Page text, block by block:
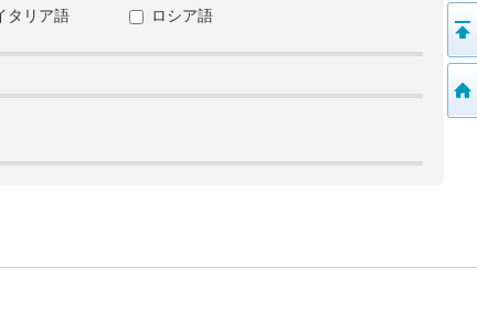
タリア語
ロシア語